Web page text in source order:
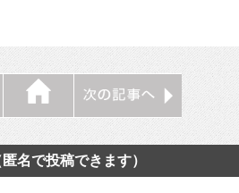
名で投稿できます）